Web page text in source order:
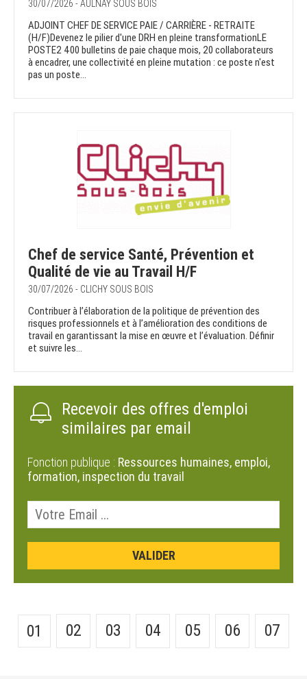
30/07/2026 - AULNAY SOUS BOIS
ADJOINT CHEF DE SERVICE PAIE / CARRIÈRE - RETRAITE
(H/F)Devenez le pilier d'une DRH en pleine transformationLE
POSTE2 400 bulletins de paie chaque mois, 20 collaborateurs
à encadrer, une collectivité en pleine mutation : ce poste n'est
pas un poste...
Chef de service Santé, Prévention et
Qualité de vie au Travail H/F
30/07/2026 - CLICHY SOUS BOIS
Contribuer à l’élaboration de la politique de prévention des
risques professionnels et à l’amélioration des conditions de
travail en garantissant la mise en œuvre et l’évaluation. Définir
et suivre les...
Recevoir des offres d'emploi
similaires par email
Fonction publique : Ressources humaines, emploi,
formation, inspection du travail
01 02 03 04 05 06 07